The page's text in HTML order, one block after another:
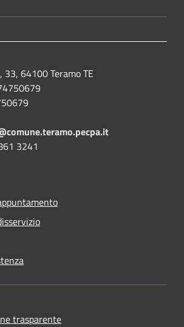
33, 64100 Teramo TE
3241
trasparente